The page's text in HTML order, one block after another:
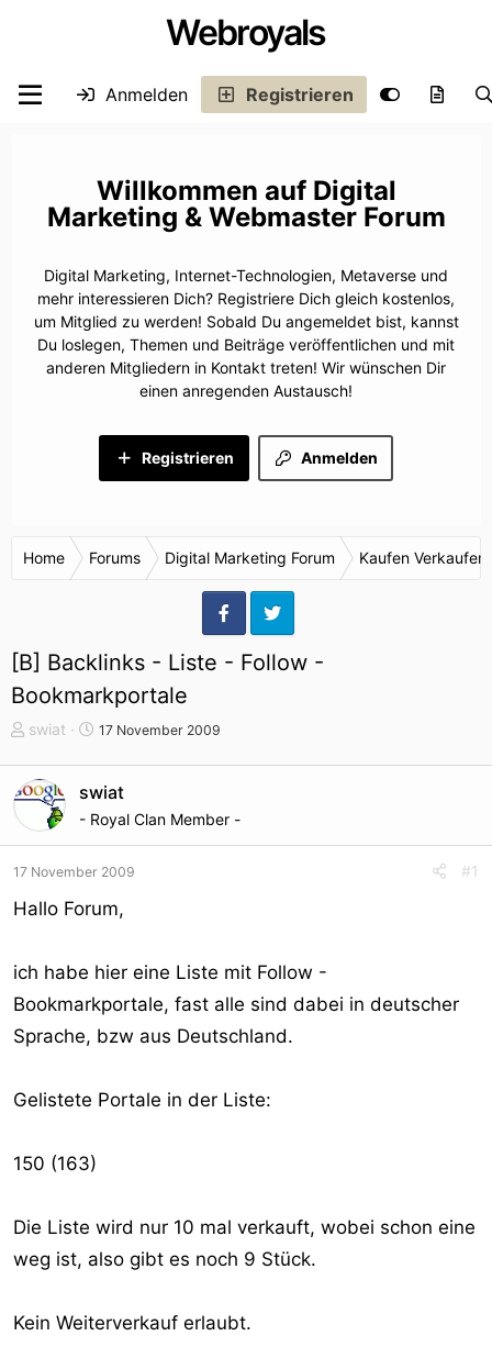
Webroyals
Anmelden Registrieren
Digital
Marketing & Webmaster Forum
Digital Marketing, Internet-Technologien, Metaverse und
mehr interessieren Dich? Registriere Dich gleich kostenlos,
um Mitglied zu werden! Sobald Du angemeldet bist, kannst
Du loslegen, Themen und Beiträge veröffentlichen und mit
anderen Mitgliedern in Kontakt treten! Wir wünschen Dir
einen anregenden Austausch!
Anmelden
Registrieren
Home Forums Digital Marketing Forum Kaufen Verkaufen
[B] Backlinks - Liste - Follow -
Bookmarkportale
T
m
n
s
a
e
r
swiat
S
r
t
d
a
u
17 November 2009
swiat
- Royal Clan Member -
17 November 2009 #1
Hallo Forum,
ich habe hier eine Liste mit Follow -
Bookmarkportale, fast alle sind dabei in deutscher
Sprache, bzw aus Deutschland.
Gelistete Portale in der Liste:
150 (163)
Die Liste wird nur 10 mal verkauft, wobei schon eine
weg ist, also gibt es noch 9 Stück.
Kein Weiterverkauf erlaubt.